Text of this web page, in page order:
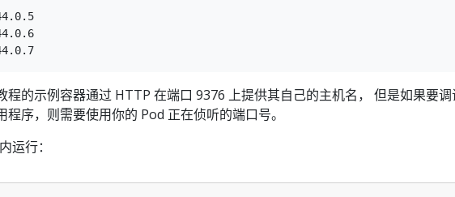
程的示例容器通过 HTTP 在端口 9376 上提供其自己的主机名， 但是如果要
程序，则需要使用你的 Pod 正在侦听的端口号。
运行：